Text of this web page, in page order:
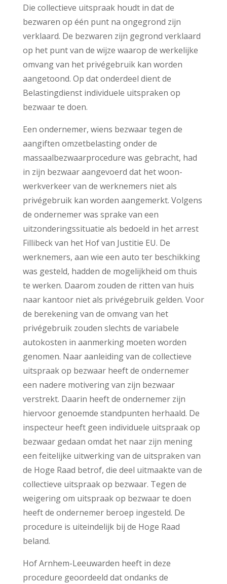
Die collectieve uitspraak houdt in dat de
bezwaren op één punt na ongegrond zijn
verklaard. De bezwaren zijn gegrond verklaard
op het punt van de wijze waarop de werkelijke
omvang van het privégebruik kan worden
aangetoond. Op dat onderdeel dient de
Belastingdienst individuele uitspraken op
bezwaar te doen.
Een ondernemer, wiens bezwaar tegen de
aangiften omzetbelasting onder de
massaalbezwaarprocedure was gebracht, had
in zijn bezwaar aangevoerd dat het woon-
werkverkeer van de werknemers niet als
privégebruik kan worden aangemerkt. Volgens
de ondernemer was sprake van een
uitzonderingssituatie als bedoeld in het arrest
Fillibeck van het Hof van Justitie EU. De
werknemers, aan wie een auto ter beschikking
was gesteld, hadden de mogelijkheid om thuis
te werken. Daarom zouden de ritten van huis
naar kantoor niet als privégebruik gelden. Voor
de berekening van de omvang van het
privégebruik zouden slechts de variabele
autokosten in aanmerking moeten worden
genomen. Naar aanleiding van de collectieve
uitspraak op bezwaar heeft de ondernemer
een nadere motivering van zijn bezwaar
verstrekt. Daarin heeft de ondernemer zijn
hiervoor genoemde standpunten herhaald. De
inspecteur heeft geen individuele uitspraak op
bezwaar gedaan omdat het naar zijn mening
een feitelijke uitwerking van de uitspraken van
de Hoge Raad betrof, die deel uitmaakte van de
collectieve uitspraak op bezwaar. Tegen de
weigering om uitspraak op bezwaar te doen
heeft de ondernemer beroep ingesteld. De
procedure is uiteindelijk bij de Hoge Raad
beland.
Hof Arnhem-Leeuwarden heeft in deze
procedure geoordeeld dat ondanks de